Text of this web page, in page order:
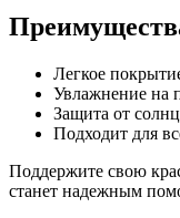
Легкое
Увлажнение на
Защита от
Подходит для
Поддержите свою
станет надежным